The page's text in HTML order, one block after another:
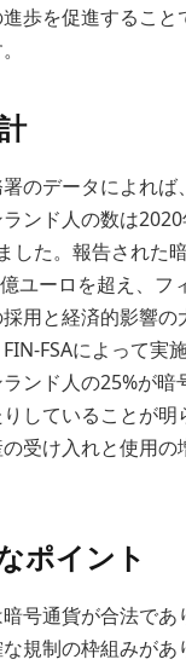
歩を促進すること
のデータによれば
ンド人の数は
した。報告された
ユーロを超え、フ
用と経済的影響の
FSAによって実
ンド人の25%が暗
していることが明
受け入れと使用の
ポイント
号通貨が合法であ
規制の枠組みがあ